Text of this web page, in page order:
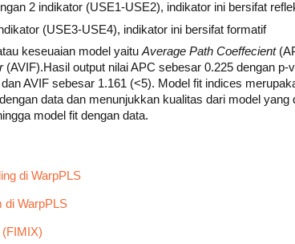
2 indikator (USE1-USE2), indikator ini bersifat
(USE3-USE4), indikator ini bersifat formatif
keseuaian model yaitu Average Path Coeffecient
(AVIF).Hasil output nilai APC sebesar 0.225 dengan p-
AVIF sebesar 1.161 (<5). Model fit indices
data dan menunjukkan kualitas dari model yang
model fit dengan data.
di WarpPLS
di WarpPLS
(FIMIX)